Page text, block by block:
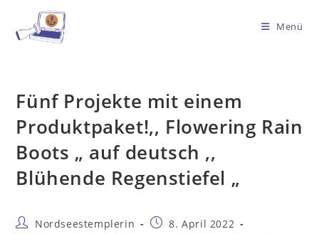
Menü
Fünf Projekte mit einem
Produktpaket!,, Flowering Rain
Boots „ auf deutsch ,,
Blühende Regenstiefel „
Nordseestemplerin
8. April 2022